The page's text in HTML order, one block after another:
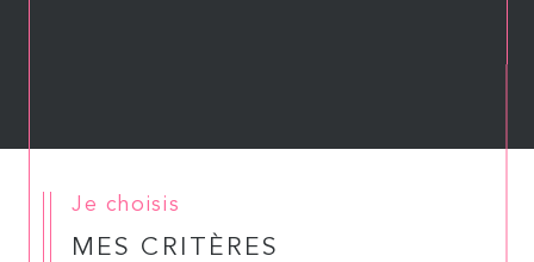
Je choisis
MES CRITÈRES